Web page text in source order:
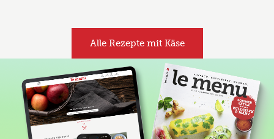
Alle Rezepte mit Käse